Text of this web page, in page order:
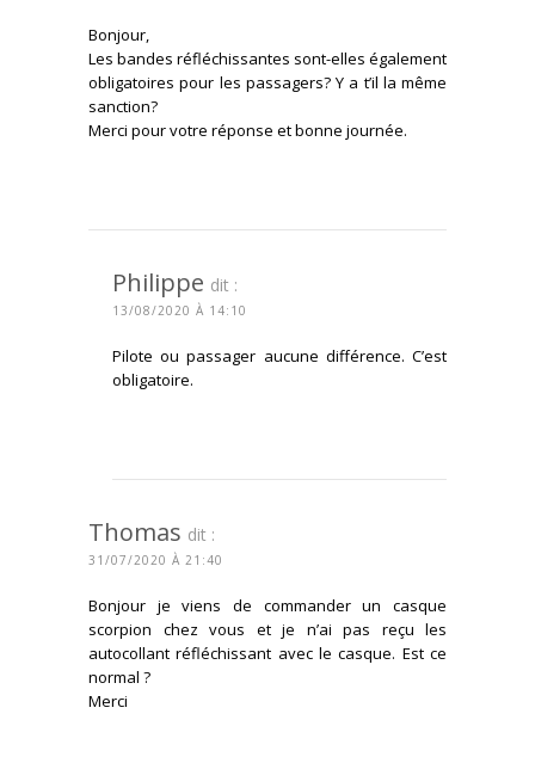
Bonjour,
Les bandes réfléchissantes sont-elles également
obligatoires pour les passagers? Y a t’il la même
sanction?
Merci pour votre réponse et bonne journée.
Philippe dit :
13/08/2020 À 14:10
Pilote ou passager aucune différence. C’est
obligatoire.
Thomas dit :
31/07/2020 À 21:40
Bonjour je viens de commander un casque
scorpion chez vous et je n’ai pas reçu les
autocollant réfléchissant avec le casque. Est ce
normal ?
Merci